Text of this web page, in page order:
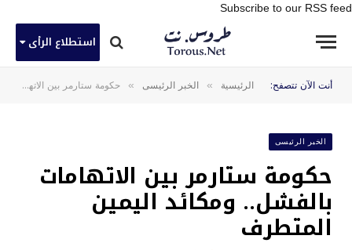
Subscribe to our RSS feed
استطلاع الرأى
أنت الآن تتصفح: الرئيسية » الخبر الرئيسى » حكومة ستارمر بين الاتهامات بالفشل.. ومكائد اليمين المتطرف
الخبر الرئيسى
حكومة ستارمر بين الاتهامات
بالفشل.. ومكائد اليمين
المتطرف